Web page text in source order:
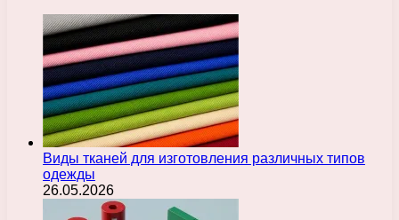
Виды тканей для изготовления различных типов
одежды
26.05.2026